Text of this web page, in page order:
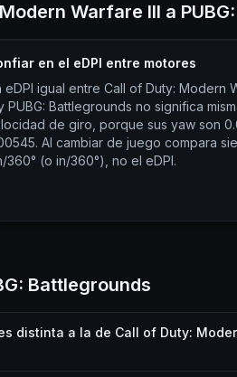
Warfare III a
en el eDPI entre motores
eDPI igual entre Call of Duty: Modern
PUBG: Battlegrounds no significa
de giro, porque sus yaw son
Al cambiar de juego compara
360° (o in/360°), no el eDPI.
Battlegrounds
distinta a la de Call of Duty: